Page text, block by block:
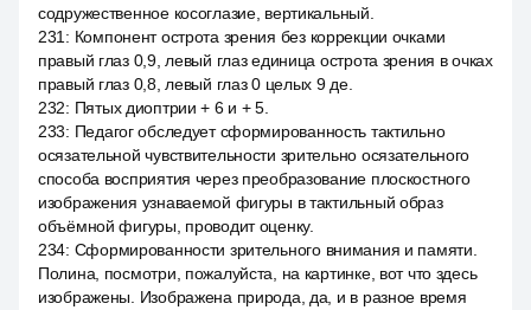
содружественное косоглазие, вертикальный.
231 : Компонент острота зрения без коррекции очками
правый глаз 0,9, левый глаз единица острота зрения в очках
правый глаз 0,8, левый глаз 0 целых 9 де.
232: Пятых диоптрии + 6 и + 5.
233: Педагог обследует сформированность тактильно
осязательной чувствительности зрительно осязательного
способа восприятия через преобразование плоскостного
изображения узнаваемой фигуры в тактильный образ
объёмной фигуры, проводит оценку.
234: Сформированности зрительного внимания и памяти.
Полина, посмотри, пожалуйста, на картинке, вот что здесь
изображены. Изображена природа, да, и в разное время